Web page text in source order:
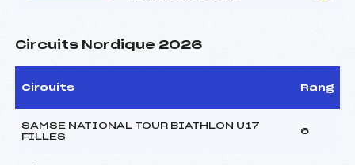
Circuits Nordique 2026
Circuits Rang
SAMSE NATIONAL TOUR BIATHLON U17
FILLES
6